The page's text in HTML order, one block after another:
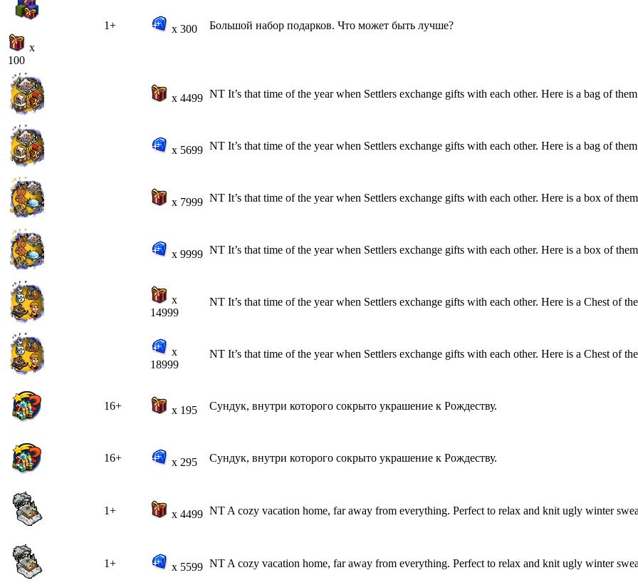
x
100
1+ x 300 Большой набор подарков. Что может быть лучше?
x 4499 NT It’s that time of the year when Settlers exchange gifts with each other. Here is a bag of
x 5699 NT It’s that time of the year when Settlers exchange gifts with each other. Here is a bag of
x 7999 NT It’s that time of the year when Settlers exchange gifts with each other. Here is a box of
x 9999 NT It’s that time of the year when Settlers exchange gifts with each other. Here is a box of
x
14999
NT It’s that time of the year when Settlers exchange gifts with each other. Here is a Chest of
x
18999
NT It’s that time of the year when Settlers exchange gifts with each other. Here is a Chest of
16+ x 195 Сундук, внутри которого сокрыто украшение к Рождеству.
16+ x 295 Сундук, внутри которого сокрыто украшение к Рождеству.
1+ x 4499 NT A cozy vacation home, far away from everything. Perfect to relax and knit ugly winter
1+ x 5599 NT A cozy vacation home, far away from everything. Perfect to relax and knit ugly winter